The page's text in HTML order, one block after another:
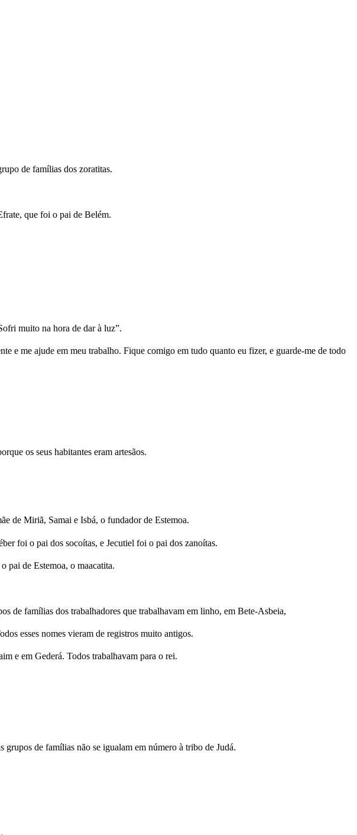
de famílias dos zoratitas.
que foi o pai de Belém.
muito na hora de dar à luz”.
e me ajude em meu trabalho. Fique comigo em tudo quanto eu fizer, e guarde-me de todo
os seus habitantes eram artesãos.
de Miriã, Samai e Isbá, o fundador de Estemoa.
foi o pai dos socoítas, e Jecutiel foi o pai dos zanoítas.
pai de Estemoa, o maacatita.
de famílias dos trabalhadores que trabalhavam em linho, em Bete-Asbeia,
esses nomes vieram de registros muito antigos.
e em Gederá. Todos trabalhavam para o rei.
grupos de famílias não se igualam em número à tribo de Judá.